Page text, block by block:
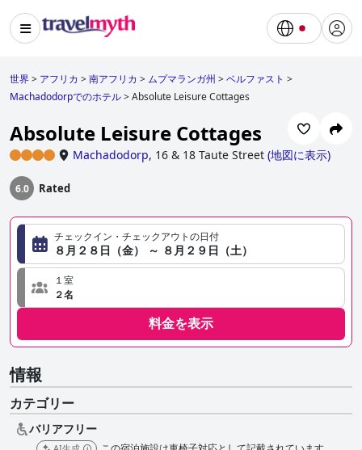
世界> アフリカ >南アフリカ >ムプマランガ州 >ベルファスト >
Machadodorpでのホテル>Absolute Leisure Cottages
Absolute Leisure Cottages
Machadodorp, 16 & 18 Taute Street (地図に表示)
6.0 Rated
チェックイン・チェックアウトの日付
８月２８日（金） ～ ８月２９日（土）
１室
２名
料金を表示
情報
カテゴリー
バリアフリー